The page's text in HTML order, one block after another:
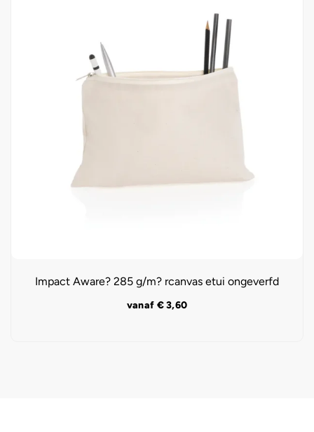
Impact Aware? 285 g/m? rcanvas etui ongeverfd
vanaf €3,60